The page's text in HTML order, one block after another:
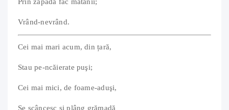
Vrând-nevrând.
Cei mai mari acum, din țară,
Stau pe-ncăierate puşi;
Cei mai mici, de foame-aduşi,
Se scâncesc şi plâng grămadă